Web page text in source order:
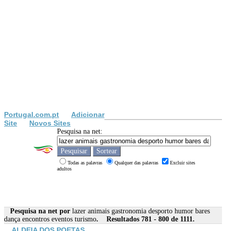
Portugal.com.pt
Adicionar
Site
Novos Sites
Pesquisa na net:
Todas as palavras Qualquer das palavras
Excluir sites
adultos
Pesquisa na net por lazer animais gastronomia desporto humor bares
dança encontros eventos turismo. Resultados 781 - 800 de 1111.